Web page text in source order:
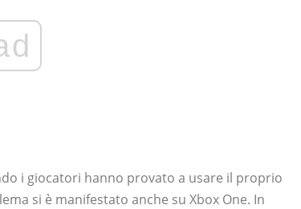
i giocatori hanno provato a usare il proprio
si è manifestato anche su Xbox One. In